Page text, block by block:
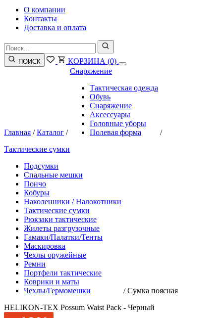
О компании
Контакты
Доставка и оплата
ПОИСК КОРЗИНА (0)
Главная /Каталог /
Снаряжение
Тактическая одежда
Обувь
Снаряжение
Аксессуары
Головные уборы
Полевая форма
/
Тактические сумки
Подсумки
Спальные мешки
Пончо
Кобуры
Наколенники / Налокотники
Тактические сумки
Рюкзаки тактические
Жилеты разгрузочные
Гамаки/Палатки/Тенты
Маскировка
Чехлы оружейные
Ремни
Портфели тактические
Коврики и маты
Чехлы/Гермомешки
/Сумка поясная
HELIKON-TEX Possum Waist Pack - Черный